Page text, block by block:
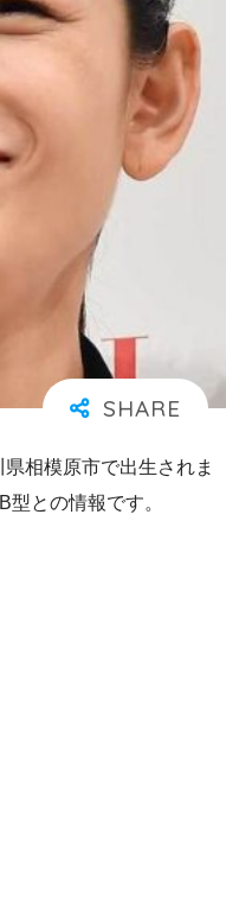
相模原市で出生されま
との情報です。